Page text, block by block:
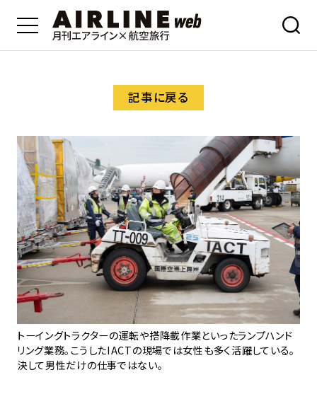
記事に戻る
トーイングトラクターの運転や搭降載作業といったランプハンド
リング業務。こうしたIACTの現場では女性も多く活躍している。
決して男性だけの仕事ではない。